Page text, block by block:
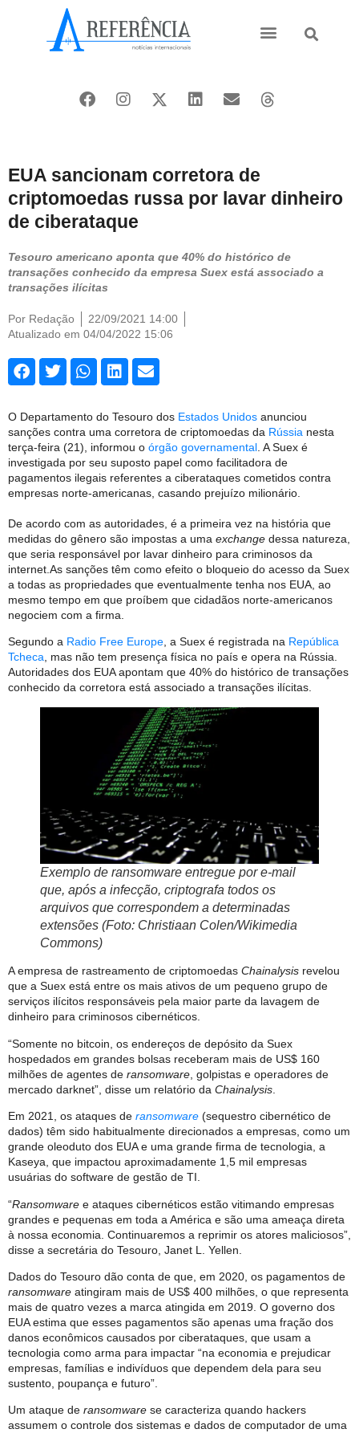
EUA sancionam corretora de
criptomoedas russa por lavar dinheiro
de ciberataque
Tesouro americano aponta que 40% do histórico de
transações conhecido da empresa Suex está associado a
transações ilícitas
Por Redação
22/09/2021 14:00
Atualizado em 04/04/2022 15:06
O Departamento do Tesouro dos Estados Unidos anunciou
sanções contra uma corretora de criptomoedas da Rússia nesta
terça-feira (21), informou o órgão governamental . A Suex é
investigada por seu suposto papel como facilitadora de
pagamentos ilegais referentes a ciberataques cometidos contra
empresas norte-americanas, casando prejuízo milionário.
De acordo com as autoridades, é a primeira vez na história que
medidas do gênero são impostas a uma exchange dessa natureza,
que seria responsável por lavar dinheiro para criminosos da
internet. As sanções têm como efeito o bloqueio do acesso da Suex
a todas as propriedades que eventualmente tenha nos EUA, ao
mesmo tempo em que proíbem que cidadãos norte-americanos
negociem com a firma.
Segundo a Radio Free Europe, a Suex é registrada na República
Tcheca, mas não tem presença física no país e opera na Rússia.
Autoridades dos EUA apontam que 40% do histórico de transações
conhecido da corretora está associado a transações ilícitas.
Exemplo de ransomware entregue por e-mail
que, após a infecção, criptografa todos os
arquivos que correspondem a determinadas
extensões (Foto: Christiaan Colen/Wikimedia
Commons)
A empresa de rastreamento de criptomoedas Chainalysis revelou
que a Suex está entre os mais ativos de um pequeno grupo de
serviços ilícitos responsáveis pela maior parte da lavagem de
dinheiro para criminosos cibernéticos.
“Somente no bitcoin, os endereços de depósito da Suex
hospedados em grandes bolsas receberam mais de US$ 160
milhões de agentes de ransomware , golpistas e operadores de
mercado darknet”, disse um relatório da Chainalysis
Em 2021, os ataques de ransomware (sequestro cibernético de
dados) têm sido habitualmente direcionados a empresas, como um
grande oleoduto dos EUA e uma grande firma de tecnologia, a
Kaseya, que impactou aproximadamente 1,5 mil empresas
usuárias do software de gestão de TI.
“Ransomware e ataques cibernéticos estão vitimando empresas
grandes e pequenas em toda a América e são uma ameaça direta
à nossa economia. Continuaremos a reprimir os atores maliciosos”,
disse a secretária do Tesouro, Janet L. Yellen.
Dados do Tesouro dão conta de que, em 2020, os pagamentos de
ransomware atingiram mais de US$ 400 milhões, o que representa
mais de quatro vezes a marca atingida em 2019. O governo dos
EUA estima que esses pagamentos são apenas uma fração dos
danos econômicos causados ​​por ciberataques, que usam a
tecnologia como arma para impactar “na economia e prejudicar
empresas, famílias e indivíduos que dependem dela para seu
sustento, poupança e futuro”.
Um ataque de ransomware se caracteriza quando hackers
assumem o controle dos sistemas e dados de computador de uma